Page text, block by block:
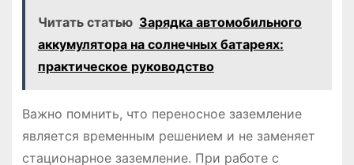
Читать статью Зарядка автомобильного
аккумулятора на солнечных батареях:
практическое руководство
Важно помнить, что переносное заземление
является временным решением и не заменяет
стационарное заземление. При работе с